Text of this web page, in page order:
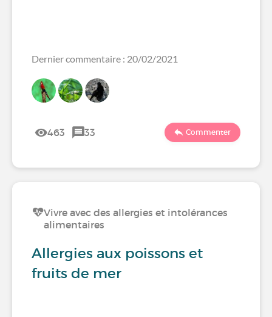
Dernier commentaire : 20/02/2021
463 33 Commenter
Vivre avec des allergies et intolérances
alimentaires
Allergies aux poissons et
fruits de mer